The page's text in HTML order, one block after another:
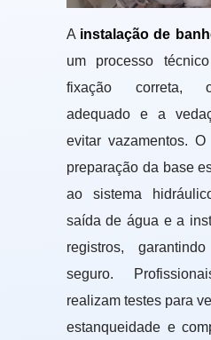
A instalação de
um processo
fixação correta,
adequado e a
evitar vazamentos.
preparação da base
ao sistema
saída de água e a
registros,
seguro.
realizam testes para
estanqueidade e